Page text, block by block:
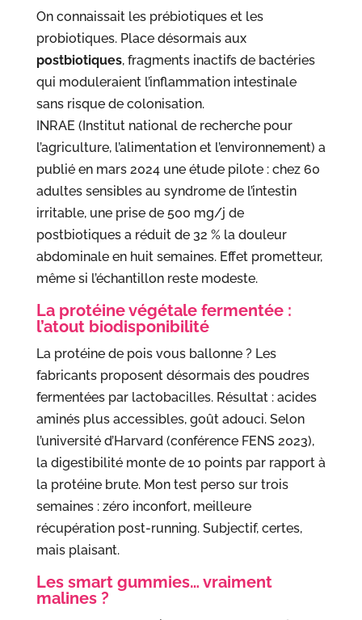
On connaissait les prébiotiques et les
probiotiques. Place désormais aux
postbiotiques, fragments inactifs de bactéries
qui moduleraient l’inflammation intestinale
sans risque de colonisation.
INRAE (Institut national de recherche pour
l’agriculture, l’alimentation et l’environnement) a
publié en mars 2024 une étude pilote : chez 60
adultes sensibles au syndrome de l’intestin
irritable, une prise de 500 mg/j de
postbiotiques a réduit de 32 % la douleur
abdominale en huit semaines. Effet prometteur,
même si l’échantillon reste modeste.
La protéine végétale fermentée :
l’atout biodisponibilité
La protéine de pois vous ballonne ? Les
fabricants proposent désormais des poudres
fermentées par lactobacilles. Résultat : acides
aminés plus accessibles, goût adouci. Selon
l’université d’Harvard (conférence FENS 2023),
la digestibilité monte de 10 points par rapport à
la protéine brute. Mon test perso sur trois
semaines : zéro inconfort, meilleure
récupération post-running. Subjectif, certes,
mais plaisant.
Les smart gummies… vraiment
malines ?